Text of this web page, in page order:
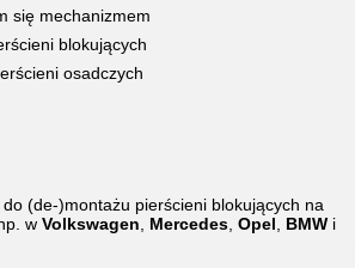
się mechanizmem
blokujących
osadczych
(de-)montażu pierścieni blokujących na
w Volkswagen Mercedes Opel BMW i